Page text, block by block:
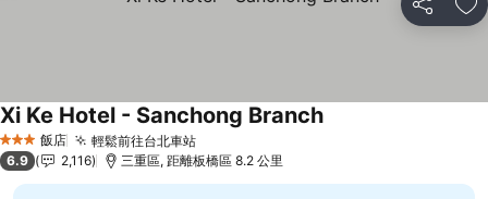
分享 加
3 星級 飯店 輕鬆前往台北車站
Xi Ke Hotel - Sanchong Branch
6.9 2,116 三重區, 距離板橋區 8.2 公里